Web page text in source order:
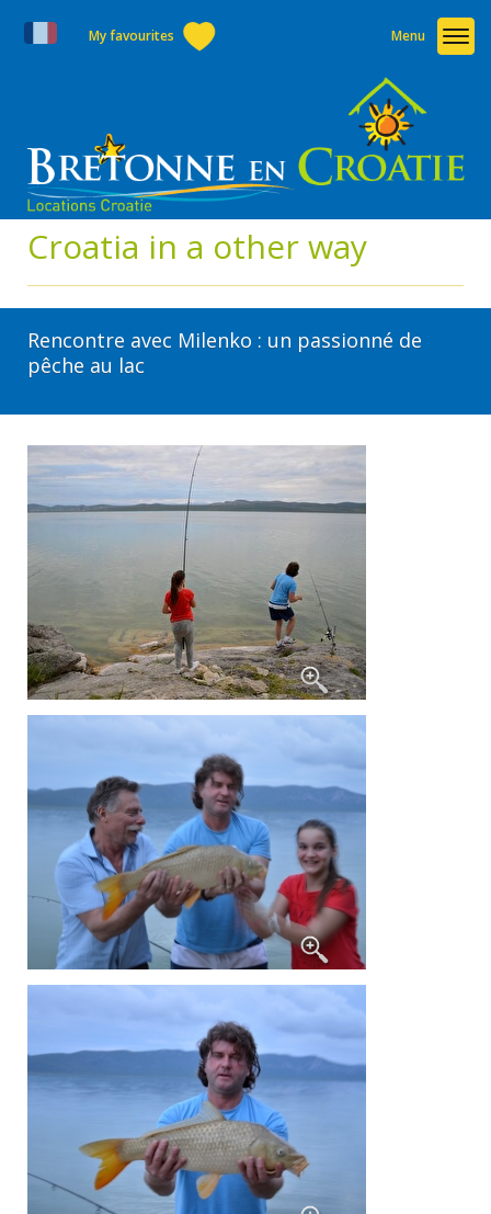
My favourites Menu
Croatia in a other way
Rencontre avec Milenko : un passionné de
pêche au lac